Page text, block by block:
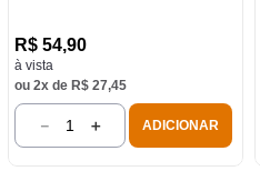
R$ 54,90
à vista
ou 2x de R$ 27,45
＋
－ ADICIONAR